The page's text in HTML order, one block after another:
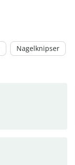
Nagelknipser